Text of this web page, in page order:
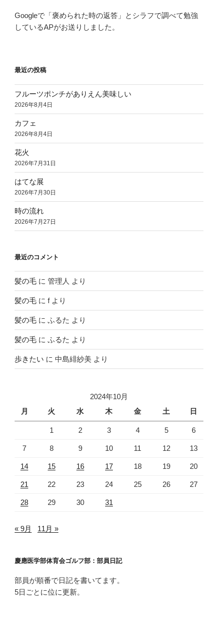
Googleで「褒められた時の返答」とシラフで調べて勉強
しているAPがお送りしました。
最近の投稿
フルーツポンチがありえん美味しい
2026年8月4日
カフェ
2026年8月4日
花火
2026年7月31日
はてな展
2026年7月30日
時の流れ
2026年7月27日
最近のコメント
髪の毛 に 管理人 より
髪の毛 に fより
髪の毛 に ふるた より
髪の毛 に ふるた より
歩きたい に 中島緋紗美 より
2024年10月
月
火 水 木 金 土 日
1 2 3 4 5 6
7 8 9 10 11 12 13
14 15 16 17 18 19 20
21 22 23 24 25 26 27
28 29 30 31
« 9月 11月 »
慶應医学部体育会ゴルフ部：部員日記
部員が順番で日記を書いてます。
5日ごとに位に更新。